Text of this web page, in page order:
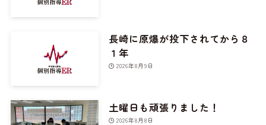
長崎に原爆が投下されてから８
１年
2026年8月9日
土曜日も頑張りました！
2026年8月8日